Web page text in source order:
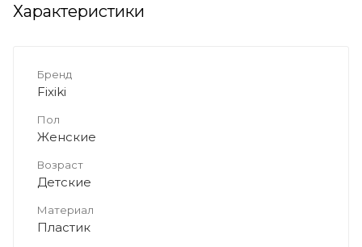
Характеристики
Бренд
Fixiki
Пол
Женские
Возраст
Детские
Материал
Пластик